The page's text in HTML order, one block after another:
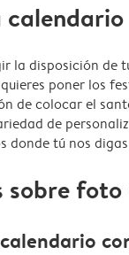
calendario
la disposición de
poner los
de colocar el
de
donde tú nos
sobre